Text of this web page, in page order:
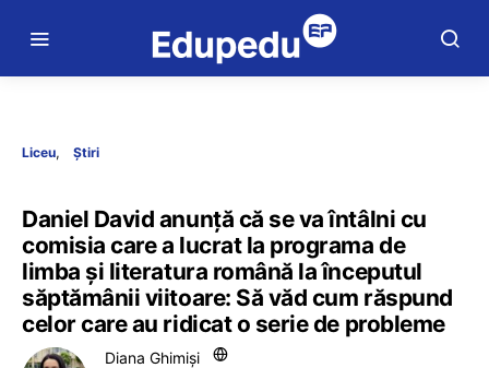
Liceu Știri
Daniel David anunță că se va întâlni cu
comisia care a lucrat la programa de
limba și literatura română la începutul
săptămânii viitoare: Să văd cum răspund
celor care au ridicat o serie de probleme
Diana Ghimiși